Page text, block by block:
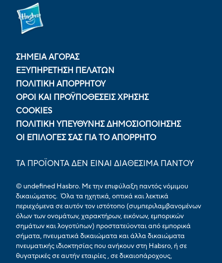
ΣΗΜΕΙΑ ΑΓΟΡΑΣ
ΕΞΥΠΗΡΕΤΗΣΗ ΠΕΛΑΤΩΝ
ΠΟΛΙΤΙΚΉ ΑΠΟΡΡΉΤΟΥ
ΟΡΟΙ ΚΑΙ ΠΡΟΫΠΟΘΕΣΕΙΣ ΧΡΗΣΗΣ
COOKIES
ΠΟΛΙΤΙΚΉ ΥΠΕΎΘΥΝΗΣ ΔΗΜΟΣΙΟΠΟΊΗΣΗΣ
ΟΙ ΕΠΙΛΟΓΈΣ ΣΑΣ ΓΙΑ ΤΟ ΑΠΌΡΡΗΤΟ
ΤΑ ΠΡΟΪΟΝΤΑ ΔΕΝ ΕΙΝΑΙ ΔΙΑΘΕΣΙΜΑ ΠΑΝΤΟΥ
© undefined Hasbro. Με την επιφύλαξη παντός νόμιμου
δικαιώματος. Όλα τα ηχητικά, οπτικά και λεκτικά
περιεχόμενα σε αυτόν τον ιστότοπο (συμπεριλαμβανομένων
όλων των ονομάτων, χαρακτήρων, εικόνων, εμπορικών
σημάτων και λογοτύπων) προστατεύονται από εμπορικά
σήματα, πνευματικά δικαιώματα και άλλα δικαιώματα
πνευματικής ιδιοκτησίας που ανήκουν στη Habsro, ή σε
θυγατρικές σε αυτήν εταιρίες , σε δικαιοπάροχους,